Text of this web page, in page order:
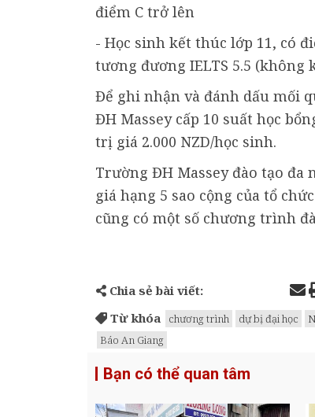
điểm C trở lên
- Học sinh kết thúc lớp 11, có
tương đương IELTS 5.5 (không
Để ghi nhận và đánh dấu mối
ĐH Massey cấp 10 suất học
trị giá 2.000 NZD/học sinh.
Trường ĐH Massey đào tạo
giá hạng 5 sao cộng của tổ
cũng có một số chương trình
Chia sẻ bài viết:
Từ khóa
chương trình dự bị đại học
Báo An Giang
Bạn có thể quan tâm